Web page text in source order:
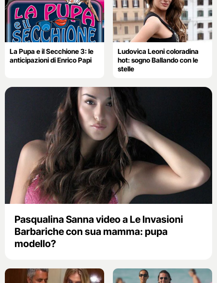
La Pupa e il Secchione 3: le
anticipazioni di Enrico Papi
Ludovica Leoni coloradina
hot: sogno Ballando con le
stelle
Pasqualina Sanna video a Le Invasioni
Barbariche con sua mamma: pupa
modello?